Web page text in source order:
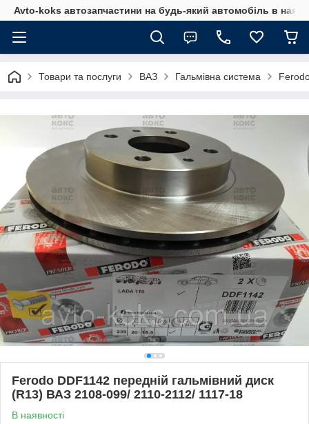
Avto-koks автозапчастини на будь-який автомобіль в
Товари та послуги ВАЗ Гальмівна система
Ferodo DDF1142 передній гальмівний диск
(R13) ВАЗ 2108-099/ 2110-2112/ 1117-18
В наявності